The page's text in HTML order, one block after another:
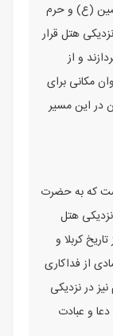
(ع) و حرم
هتل قرار
و از
مکانی برای
در این مسیر
که به حضرت
هتل
کربلا و
از فداکاری
در نزدیکی
و عبادت